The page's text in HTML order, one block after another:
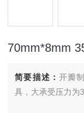
70mm*8mm
简要描述： 开瓣
具，大承受压力为